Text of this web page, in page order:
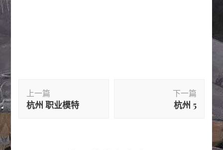
博
文
导
上一篇
杭州 职业模特
下一篇
杭州 5